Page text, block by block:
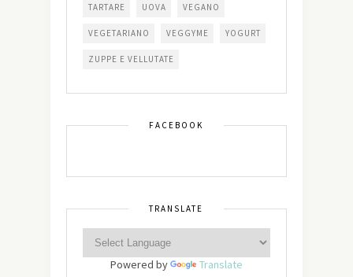
TARTARE UOVA VEGANO
VEGETARIANO VEGGYME YOGURT
ZUPPE E VELLUTATE
FACEBOOK
TRANSLATE
Powered by Translate